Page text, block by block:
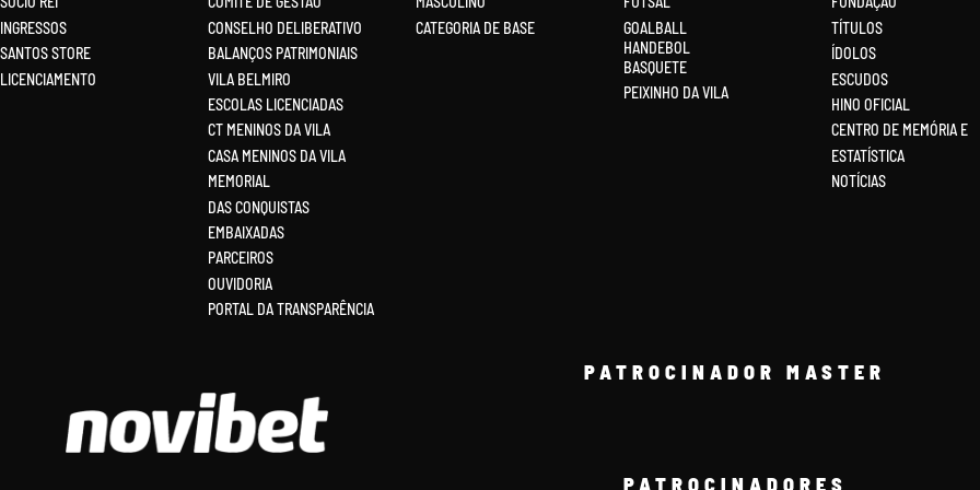
INGRESSOS
SANTOS STORE
LICENCIAMENTO
CONSELHO DELIBERATIVO
BALANÇOS PATRIMONIAIS
VILA BELMIRO
ESCOLAS LICENCIADAS
CT MENINOS DA VILA
CASA MENINOS DA VILA
MEMORIAL
DAS CONQUISTAS
EMBAIXADAS
PARCEIROS
OUVIDORIA
PORTAL DA TRANSPARÊNCIA
CATEGORIA DE BASE
GOALBALL
HANDEBOL
BASQUETE
PEIXINHO DA VILA
TÍTULOS
ÍDOLOS
ESCUDOS
HINO OFICIAL
CENTRO DE MEMÓRIA E
ESTATÍSTICA
NOTÍCIAS
PATROCINADOR MASTER
PATROCINADORES